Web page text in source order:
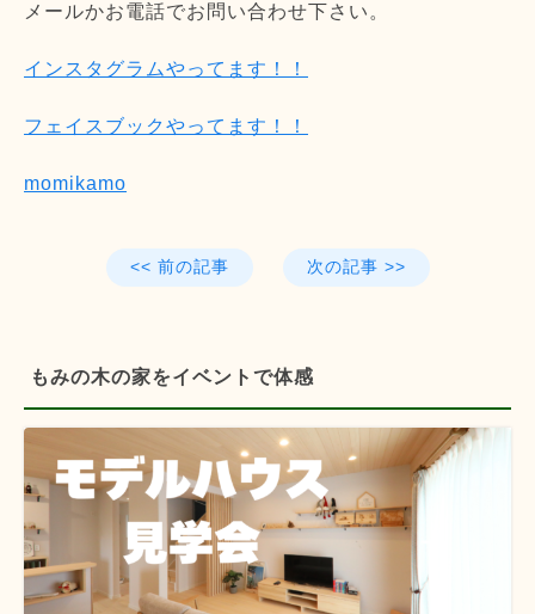
メールかお電話でお問い合わせ下さい。
インスタグラムやってます！！
フェイスブックやってます！！
momikamo
<< 前の記事 次の記事 >>
もみの木の家をイベントで体感